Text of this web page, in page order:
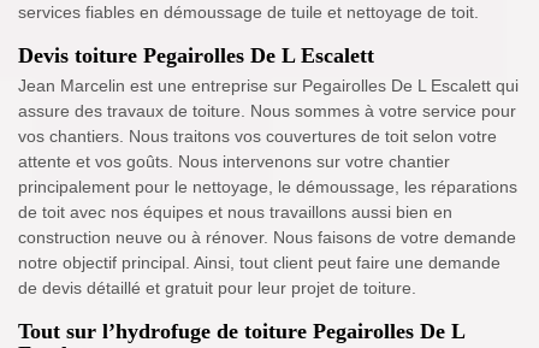
services fiables en démoussage de tuile et nettoyage de toit.
Devis toiture Pegairolles De L Escalett
Jean Marcelin est une entreprise sur Pegairolles De L Escalett qui
assure des travaux de toiture. Nous sommes à votre service pour
vos chantiers. Nous traitons vos couvertures de toit selon votre
attente et vos goûts. Nous intervenons sur votre chantier
principalement pour le nettoyage, le démoussage, les réparations
de toit avec nos équipes et nous travaillons aussi bien en
construction neuve ou à rénover. Nous faisons de votre demande
notre objectif principal. Ainsi, tout client peut faire une demande
de devis détaillé et gratuit pour leur projet de toiture.
Tout sur l’hydrofuge de toiture Pegairolles De L